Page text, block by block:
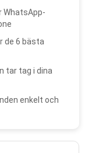
WhatsApp-
de 6 bästa
tar tag i dina
enkelt och